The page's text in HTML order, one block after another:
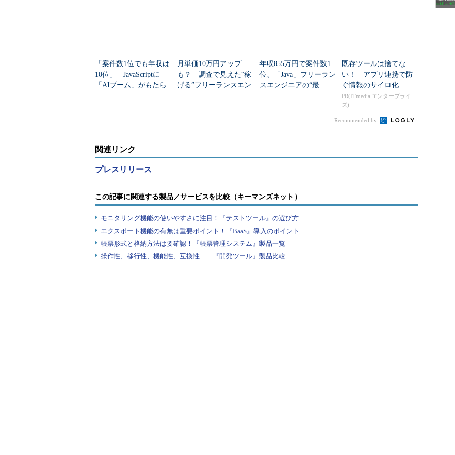
「案件数1位でも年収は
10位」 JavaScriptに
「AIブーム」がもたら
月単価10万円アップ
も？ 調査で見えた“稼
げる”フリーランスエン
年収855万円で案件数1
位、「Java」フリーラン
スエンジニアの“最
既存ツールは捨てな
い！ アプリ連携で防
ぐ情報のサイロ化
PR(ITmedia エンタープライ
ズ)
Recommended by
関連リンク
プレスリリース
この記事に関連する製品／サービスを比較（キーマンズネット）
モニタリング機能の使いやすさに注目！『テストツール』の選び方
エクスポート機能の有無は重要ポイント！『BaaS』導入のポイント
帳票形式と格納方法は要確認！『帳票管理システム』製品一覧
操作性、移行性、機能性、互換性……『開発ツール』製品比較